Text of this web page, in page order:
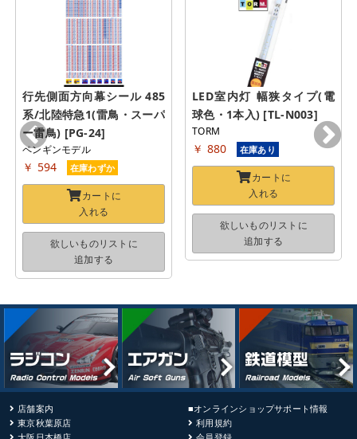
行先側面方向幕シール 485
系/北陸特急1(雷鳥・スーパ
ー雷鳥) [PG-24]
ペンギンモデル
￥ 594 在庫わずか
カートに
入れる
欲しいものリストに
追加する
LED室内灯 幅狭タイプ(電
球色・1本入) [TL-N003]
TORM
￥ 880 在庫あり
カートに
入れる
欲しいものリストに
追加する
店舗案内
東京秋葉原店
■オンラインショップサポート情報
利用規約